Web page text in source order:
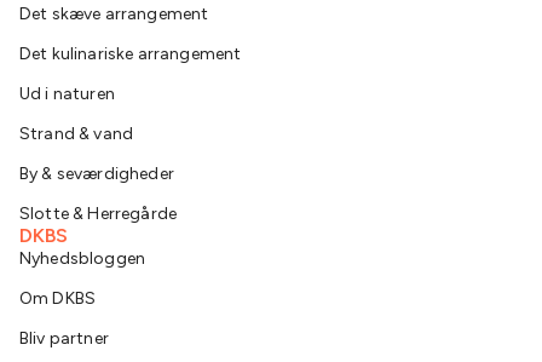
Det skæve arrangement
Det kulinariske arrangement
Ud i naturen
Strand & vand
By & seværdigheder
Slotte & Herregårde
DKBS
Nyhedsbloggen
Om DKBS
Bliv partner